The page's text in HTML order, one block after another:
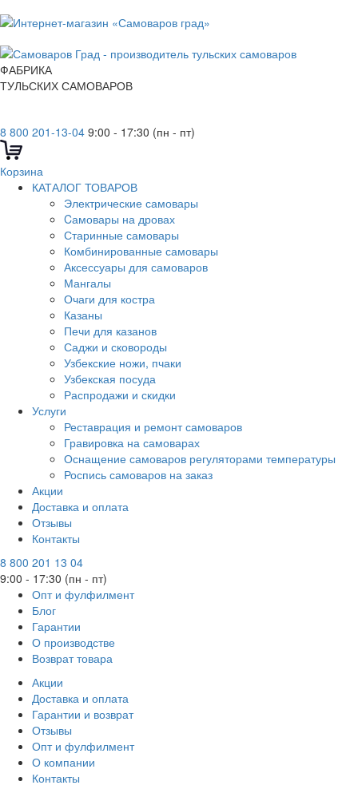
ФАБРИКА
ТУЛЬСКИХ САМОВАРОВ
8 800 201-13-04 9:00 - 17:30 (пн - пт)
Корзина
КАТАЛОГ ТОВАРОВ
Электрические самовары
Cамовары на дровах
Старинные самовары
Комбинированные самовары
Аксессуары для самоваров
Мангалы
Очаги для костра
Казаны
Печи для казанов
Саджи и сковороды
Узбекские ножи, пчаки
Узбекская посуда
Распродажи и скидки
Услуги
Реставрация и ремонт самоваров
Гравировка на самоварах
Оснащение самоваров регуляторами температуры
Роспись самоваров на заказ
Акции
Доставка и оплата
Отзывы
Контакты
8 800 201 13 04
9:00 - 17:30 (пн - пт)
Опт и фулфилмент
Блог
Гарантии
О производстве
Возврат товара
Акции
Доставка и оплата
Гарантии и возврат
Отзывы
Опт и фулфилмент
О компании
Контакты